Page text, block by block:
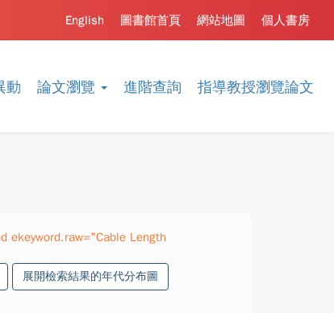
動 論文瀏覽 進階查詢 指導教授瀏覽論文
個人書房
網站地圖
圖書館首頁
English
ekeyword.raw="Cable Length
展開檢索結果的年代分布圖